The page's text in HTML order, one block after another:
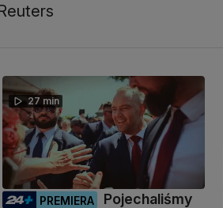
27 min
PREMIERA
Pojechaliśmy